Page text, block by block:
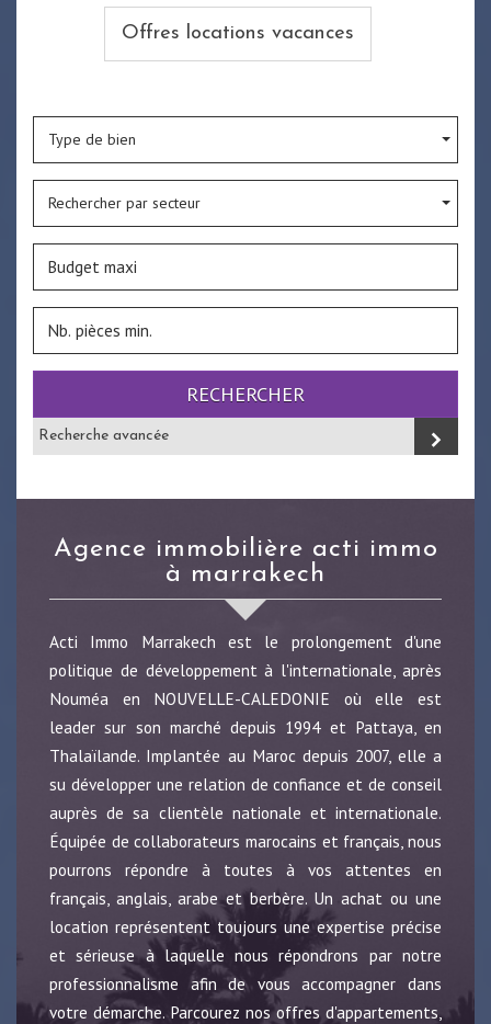
Offres locations vacances
Type de bien
Rechercher par secteur
RECHERCHER
Recherche avancée
agence immobilière acti immo
à marrakech
Acti Immo Marrakech est le prolongement d'une
politique de développement à l'internationale, après
Nouméa en NOUVELLE-CALEDONIE où elle est
leader sur son marché depuis 1994 et Pattaya, en
Thalaïlande. Implantée au Maroc depuis 2007, elle a
su développer une relation de confiance et de conseil
auprès de sa clientèle nationale et internationale.
Équipée de collaborateurs marocains et français, nous
pourrons répondre à toutes à vos attentes en
français, anglais, arabe et berbère. Un achat ou une
location représentent toujours une expertise précise
et sérieuse à laquelle nous répondrons par notre
professionnalisme afin de vous accompagner dans
votre démarche. Parcourez nos offres d'appartements,